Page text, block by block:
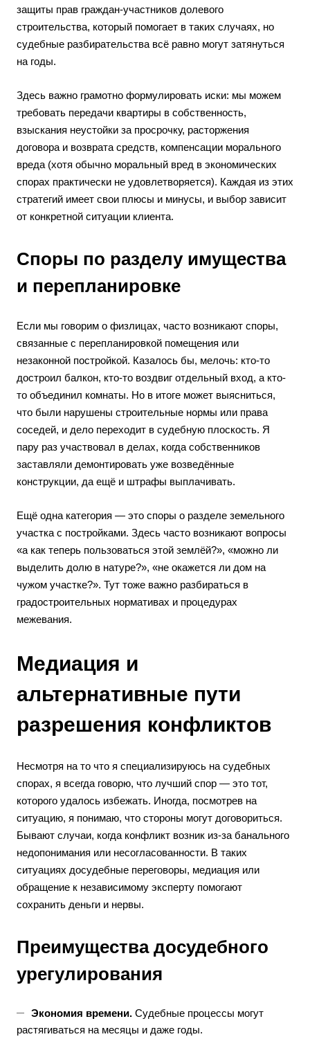
защиты прав граждан-участников долевого
строительства, который помогает в таких случаях, но
судебные разбирательства всё равно могут затянуться
на годы.
Здесь важно грамотно формулировать иски: мы можем
требовать передачи квартиры в собственность,
взыскания неустойки за просрочку, расторжения
договора и возврата средств, компенсации морального
вреда (хотя обычно моральный вред в экономических
спорах практически не удовлетворяется). Каждая из этих
стратегий имеет свои плюсы и минусы, и выбор зависит
от конкретной ситуации клиента.
Споры по разделу имущества
и перепланировке
Если мы говорим о физлицах, часто возникают споры,
связанные с перепланировкой помещения или
незаконной постройкой. Казалось бы, мелочь: кто-то
достроил балкон, кто-то воздвиг отдельный вход, а кто-
то объединил комнаты. Но в итоге может выясниться,
что были нарушены строительные нормы или права
соседей, и дело переходит в судебную плоскость. Я
пару раз участвовал в делах, когда собственников
заставляли демонтировать уже возведённые
конструкции, да ещё и штрафы выплачивать.
Ещё одна категория — это споры о разделе земельного
участка с постройками. Здесь часто возникают вопросы
«а как теперь пользоваться этой землёй?», «можно ли
выделить долю в натуре?», «не окажется ли дом на
чужом участке?». Тут тоже важно разбираться в
градостроительных нормативах и процедурах
межевания.
Медиация и
альтернативные пути
разрешения конфликтов
Несмотря на то что я специализируюсь на судебных
спорах, я всегда говорю, что лучший спор — это тот,
которого удалось избежать. Иногда, посмотрев на
ситуацию, я понимаю, что стороны могут договориться.
Бывают случаи, когда конфликт возник из-за банального
недопонимания или несогласованности. В таких
ситуациях досудебные переговоры, медиация или
обращение к независимому эксперту помогают
сохранить деньги и нервы.
Преимущества досудебного
урегулирования
Экономия времени. Судебные процессы могут
растягиваться на месяцы и даже годы.